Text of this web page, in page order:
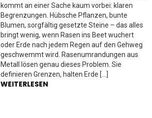
kommt an einer Sache kaum vorbei: klaren
Begrenzungen. Hübsche Pflanzen, bunte
Blumen, sorgfältig gesetzte Steine – das alles
bringt wenig, wenn Rasen ins Beet wuchert
oder Erde nach jedem Regen auf den Gehweg
geschwemmt wird. Rasenumrandungen aus
Metall lösen genau dieses Problem. Sie
definieren Grenzen, halten Erde […]
WEITERLESEN